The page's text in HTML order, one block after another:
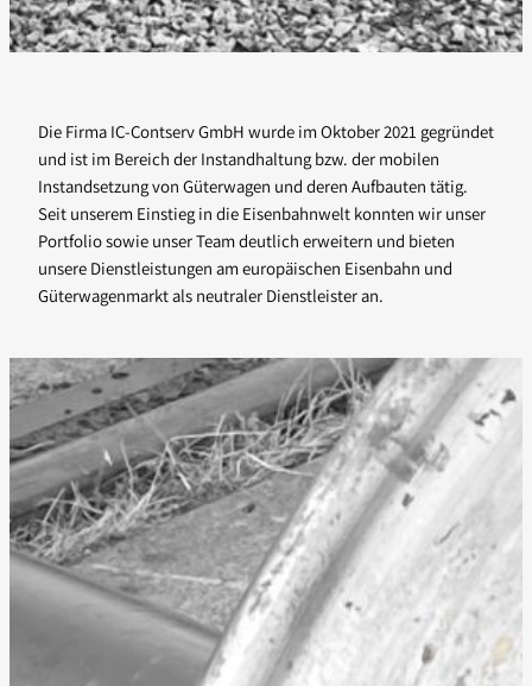
Die Firma IC-Contserv GmbH wurde im Oktober 2021 gegründet
und ist im Bereich der Instandhaltung bzw. der mobilen
Instandsetzung von Güterwagen und deren Aufbauten tätig.
Seit unserem Einstieg in die Eisenbahnwelt konnten wir unser
Portfolio sowie unser Team deutlich erweitern und bieten
unsere Dienstleistungen am europäischen Eisenbahn und
Güterwagenmarkt als neutraler Dienstleister an.